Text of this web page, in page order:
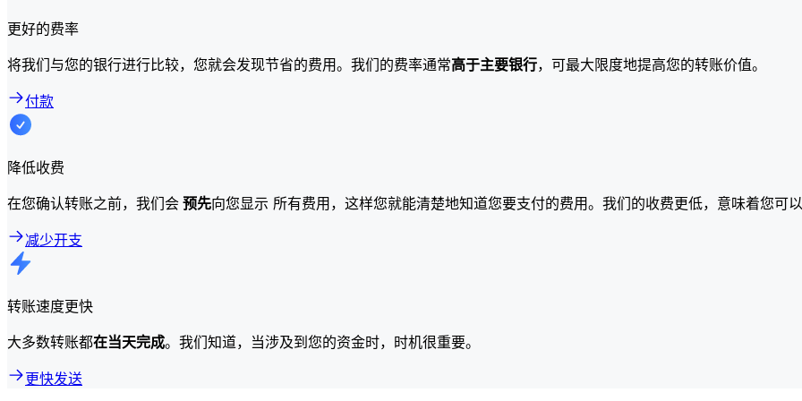
更好的费率
将我们与您的银行进行比较，您就会发现节省的费用。我们的费率通常高于主要银行，可最大限度地提高您的转账价值。
付款
降低收费
在您确认转账之前，我们会 预先向您显示 所有费用，这样您就能清楚地知道您要支付的费用。我们的收费更低，意味着您可以
减少开支
转账速度更快
大多数转账都在当天完成。我们知道，当涉及到您的资金时，时机很重要。
更快发送